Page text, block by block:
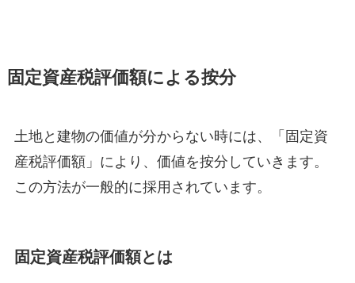
固定資産税評価額による按分
土地と建物の価値が分からない時には、「固定資
産税評価額」により、価値を按分していきます。
この方法が一般的に採用されています。
固定資産税評価額とは